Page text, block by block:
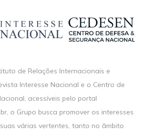
de Relações Internacionais e
Interesse Nacional e o Centro de
acessíveis pelo portal
o Grupo busca promover os interesses
várias vertentes, tanto no âmbito